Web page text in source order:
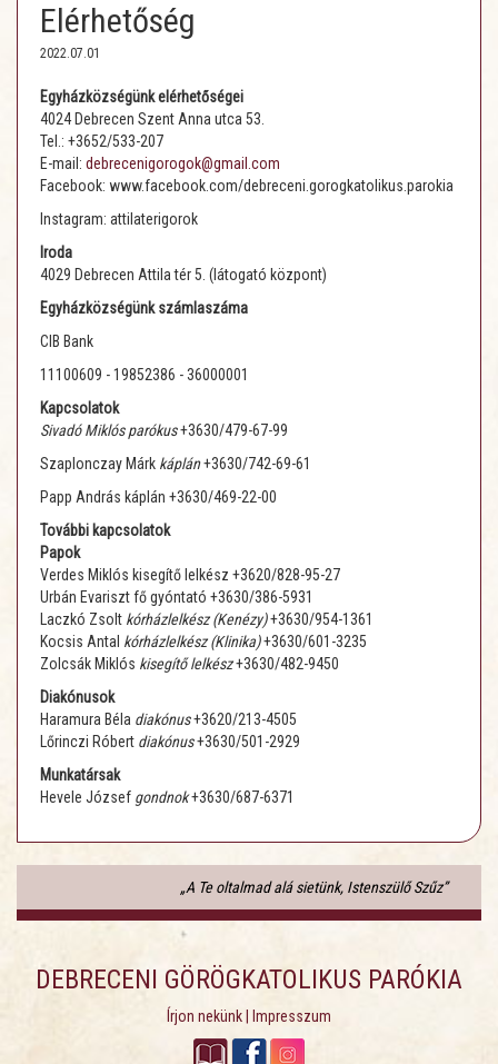
Elérhetőség
2022.07.01
Egyházközségünk elérhetőségei
4024 Debrecen Szent Anna utca 53.
Tel.: +3652/533-207
E-mail: debrecenigorogok@gmail.com
Facebook: www.facebook.com/debreceni.gorogkatolikus.parokia
Instagram: attilaterigorok
Iroda
4029 Debrecen Attila tér 5. (látogató központ)
Egyházközségünk számlaszáma
CIB Bank
11100609 - 19852386 - 36000001
Kapcsolatok
Sivadó Miklós parókus+3630/479-67-99
Szaplonczay Márk káplán+3630/742-69-61
Papp András káplán +3630/469-22-00
További kapcsolatok
Papok
Verdes Miklós kisegítő lelkész +3620/828-95-27
Urbán Evariszt fő gyóntató +3630/386-5931
Laczkó Zsolt kórházlelkész (Kenézy)+3630/954-1361
Kocsis Antal kórházlelkész (Klinika)+3630/601-3235
Zolcsák Miklós kisegítő lelkész+3630/482-9450
Diakónusok
Haramura Béla diakónus+3620/213-4505
Lőrinczi Róbert diakónus+3630/501-2929
Munkatársak
Hevele József gondnok+3630/687-6371
„A Te oltalmad alá sietünk, Istenszülő Szűz”
DEBRECENI GÖRÖGKATOLIKUS PARÓKIA
Írjon nekünk Impresszum